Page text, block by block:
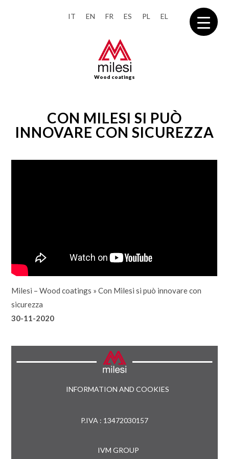
IT EN FR ES PL EL
Wood coatings
CON MILESI SI PUÒ
INNOVARE CON SICUREZZA
Milesi – Wood coatings »Con Milesi si può innovare con
sicurezza
30-11-2020
INFORMATION AND COOKIES
P.IVA : 13472030157
IVM GROUP